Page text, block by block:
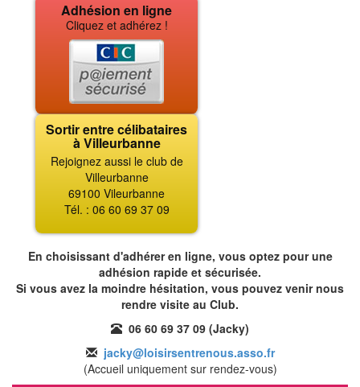
Adhésion en ligne
Cliquez et adhérez !
Sortir entre célibataires
à Villeurbanne
Rejoignez aussi le club de
Villeurbanne
69100 Vileurbanne
Tél. : 06 60 69 37 09
En choisissant d'adhérer en ligne, vous optez pour une
adhésion rapide et sécurisée.
Si vous avez la moindre hésitation, vous pouvez venir nous
rendre visite au Club.
06 60 69 37 09 (Jacky)
jacky@loisirsentrenous.asso.fr
(Accueil uniquement sur rendez-vous)